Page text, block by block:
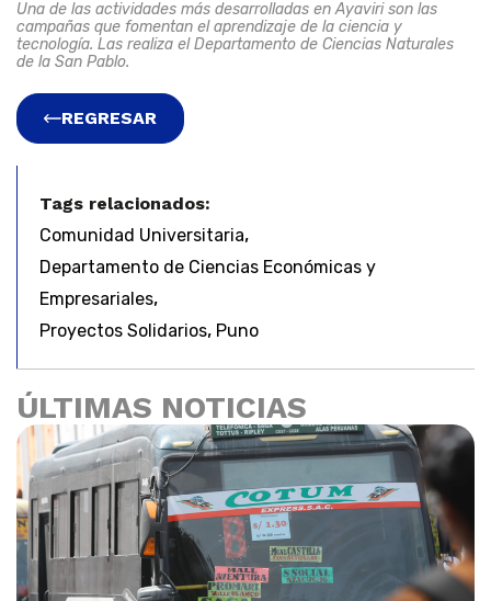
Una de las actividades más desarrolladas en Ayaviri son las
campañas que fomentan el aprendizaje de la ciencia y
tecnología. Las realiza el Departamento de Ciencias Naturales
de la San Pablo.
REGRESAR
Tags relacionados:
Comunidad Universitaria,
Departamento de Ciencias Económicas y
Empresariales,
Proyectos Solidarios, Puno
ÚLTIMAS NOTICIAS